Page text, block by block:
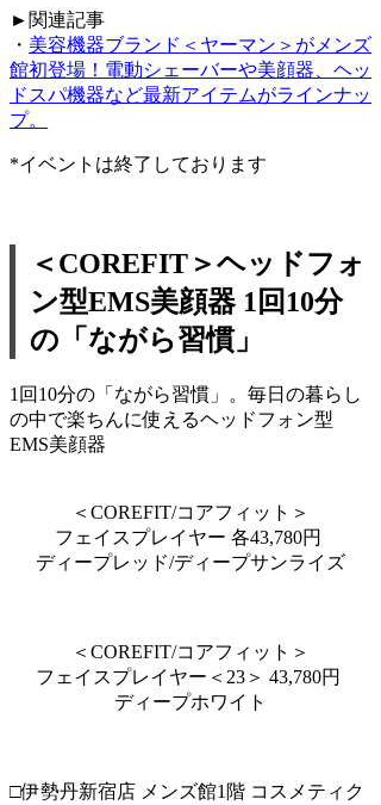
►関連記事
・ 美容機器ブランド＜ヤーマン＞がメンズ
館初登場！電動シェーバーや美顔器、ヘッ
ドスパ機器など最新アイテムがラインナッ
プ。
*イベントは終了しております
＜COREFIT＞ヘッドフォ
ン型EMS美顔器 1回10分
の「ながら習慣」
1回10分の「ながら習慣」。毎日の暮らし
の中で楽ちんに使えるヘッドフォン型
EMS美顔器
＜COREFIT/コアフィット＞
フェイスプレイヤー 各43,780円
ディープレッド/ディープサンライズ
＜COREFIT/コアフィット＞
フェイスプレイヤー＜23＞ 43,780円
ディープホワイト
□伊勢丹新宿店 メンズ館1階 コスメティク